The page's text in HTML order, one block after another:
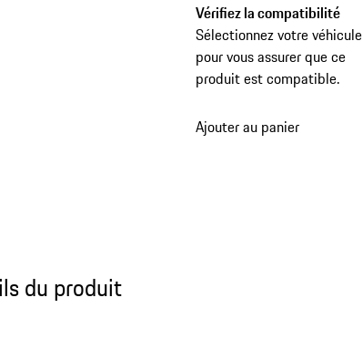
Vérifiez la compatibilité
Sélectionnez votre véhicule
pour vous assurer que ce
produit est compatible.
Ajouter au panier
du produit